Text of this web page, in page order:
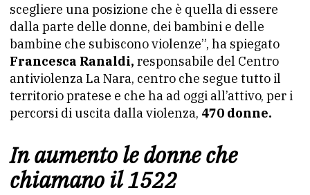
scegliere una posizione che è quella di essere
dalla parte delle donne, dei bambini e delle
bambine che subiscono violenze”, ha spiegato
Francesca Ranaldi, responsabile del Centro
antiviolenza La Nara, centro che segue tutto il
territorio pratese e che ha ad oggi all’attivo, per i
percorsi di uscita dalla violenza, 470 donne.
In aumento le donne che
chiamano il 1522